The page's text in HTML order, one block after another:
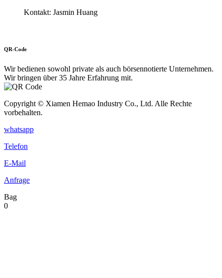
Kontakt: Jasmin Huang
QR-Code
Wir bedienen sowohl private als auch börsennotierte Unternehmen.
Wir bringen über 35 Jahre Erfahrung mit.
Copyright © Xiamen Hemao Industry Co., Ltd. Alle Rechte
vorbehalten.
whatsapp
Telefon
E-Mail
Anfrage
Bag
0